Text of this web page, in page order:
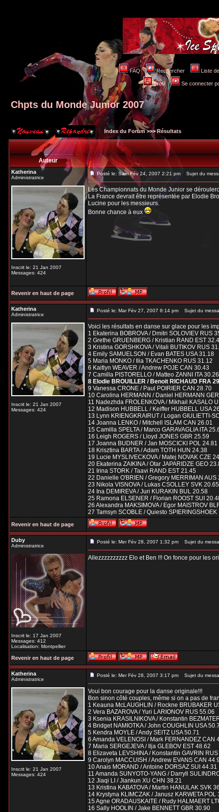
FAQ Rechercher Liste
Profil Se connecter
Chpts du Monde Junior 2007
Index du Forum>>>Résultats
Auteur
Katherina
Administratrice
Inscrit le: 21 Jan 2007
Messages: 424
Posté le: Sam Fév 24, 2007 2:21 pm Sujet du
Les Championnats du Monde Junior se
La France devrait être représentée par Elodie
Lucine pour les messieurs.
Bonne chance à eux
Revenir en haut de page
Katherina
Administratrice
Inscrit le: 21 Jan 2007
Messages: 424
Posté le: Mar Fév 27, 2007 8:14 pm Sujet du
Voici les résultats en danse sur glace pour les
1 Ekaterina BOBROVA / Dmitri SOLOVIEV RUS
2 Grethe GRUENBERG / Kristian RAND EST
3 Kristina GORSHKOVA / Vitali BUTIKOV RUS
4 Emily SAMUELSON / Evan BATES USA 31.18
5 Maria MONKO / Ilia TKACHENKO RUS 31.12
6 Kaitlyn WEAVER / Andrew POJE CAN 30.43
7 Camilla PISTORELLO / Matteo ZANNI ITA 30.26
8 Elodie BROUILLER / Benoit RICHAUD FRA
9 Vanessa CRONE / Paul POIRIER CAN 28.70
10 Carolina HERMANN / Daniel HERMANN
11 Nadezhda FROLENKOVA / Mikhail KASALO
12 Madison HUBBELL / Keiffer HUBBELL USA
13 Lynn KRIENGKRAIRUT / Logan GIULIETTI-
14 Joanna LENKO / Mitchell ISLAM CAN 26.01
15 Camilla SPELTA / Marco GARAVAGLIA ITA
16 Leigh ROGERS / Lloyd JONES GBR 25.59
17 Joanna BUDNER / Jan MOSCICKI POL 24.81
18 Krisztina BARTA / Adam TOTH HUN 24.38
19 Lucie MYSLIVECKOVA / Matej NOVAK CZE
20 Ekaterina ZAIKINA / Otar JAPARIDZE GEO
21 Irina STORK / Taavi RAND EST 21.45
22 Danielle O'BRIEN / Gregory MERRIMAN AUS
23 Nikola VISNOVA / Lukas CSOLLEY SVK 20.65
24 Ina DEMIREVA / Juri KURAKIN BUL 20.58
25 Ramona ELSENER / Florian ROOST SUI
26 Alexandra MAKSIMOVA / Egor MAISTROV
27 Tamsyn SCOBLE / Quiesto SPIERINGSHOEK
Revenir en haut de page
Duby
Administratrice
Inscrit le: 17 Jan 2007
Messages: 412
Localisation: Montpellier
Posté le: Mer Fév 28, 2007 1:32 pm Sujet du
Allezzzzzzzzzz Elo et Ben !!! On fonce pour les
Revenir en haut de page
Katherina
Administratrice
Inscrit le: 21 Jan 2007
Messages: 424
Posté le: Mer Fév 28, 2007 3:17 pm Sujet du
Voui bon courage pour la danse originale!!!
Bon sinon côté couples, même si on a pas de
1 Keauna McLAUGHLIN / Rockne BRUBAKER
2 Vera BAZAROVA / Yuri LARIONOV RUS 55.06
3 Ksenia KRASILNIKOVA / Konstantin
4 Bridget NAMIOTKA / John COUGHLIN USA
5 Kendra MOYLE / Andy SEITZ USA 50.71
6 Amanda VELENOSI / Mark FERNANDEZ CAN
7 Maria SERGEJEVA / Ilja GLEBOV EST 48.62
8 Elizaveta LEVSHINA / Konstantin GAVRIN
9 Carolyn MACCUISH / Andrew EVANS CAN
10 Anais MORAND / Antoine DORSAZ SUI 44.31
11 Amanda SUNYOTO-YANG / Darryll
12 Jiaqi LI / Jiankun XU CHN 38.21
13 Kristina KABATOVA / Martin HANULAK SVK
14 Krystyna KLIMCZAK / Janusz KARWETA POL
15 Agne ORADAUSKAITE / Rudy HALMAERT
16 Sally HOOLIN / Jake BENNETT GBR 30.90